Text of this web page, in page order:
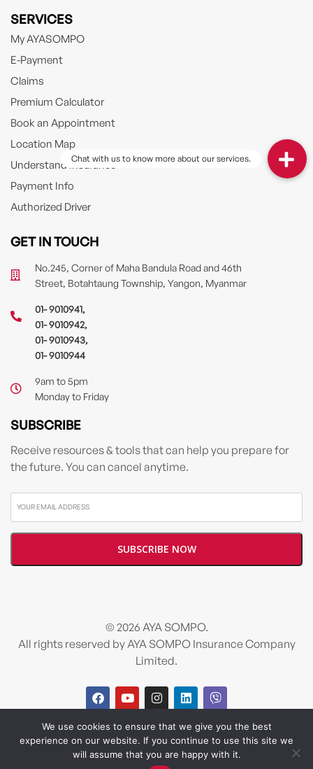
SERVICES
My AYASOMPO
E-Payment
Claims
Premium Calculator
Book an Appointment
Location Map
Understand Insurance
Payment Info
Authorized Driver
GET IN TOUCH
No.245, Corner of Maha Bandula Road and 46th
Street, Botahtaung Township, Yangon, Myanmar
01- 9010941,
01- 9010942,
01- 9010943,
01- 9010944
9am to 5pm
Monday to Friday
SUBSCRIBE
Receive resources & tools that can help you prepare for
the future. You can cancel anytime.
© 2026 AYA SOMPO.
All rights reserved by AYA SOMPO Insurance Company
Limited.
Design and developed bySalt & Pixel
We use cookies to ensure that we give you the best
experience on our website. If you continue to use this site we
will assume that you are happy with it.